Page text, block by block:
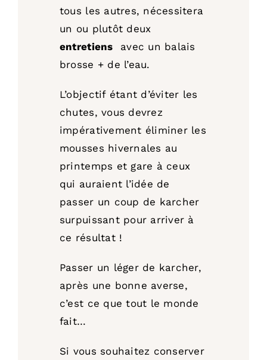
tous les autres, nécessitera
un ou plutôt deux
entretiens avec un balais
brosse + de l’eau.
L’objectif étant d’éviter les
chutes, vous devrez
impérativement éliminer les
mousses hivernales au
printemps et gare à ceux
qui auraient l’idée de
passer un coup de karcher
surpuissant pour arriver à
ce résultat !
Passer un léger de karcher,
après une bonne averse,
c’est ce que tout le monde
fait…
Si vous souhaitez conserver